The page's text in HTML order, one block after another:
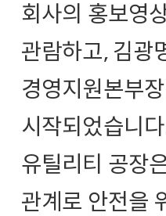
회사의 홍보영
관람하고, 김광
경영지원본부
시작되었습니
유틸리티 공장
관계로 안전을